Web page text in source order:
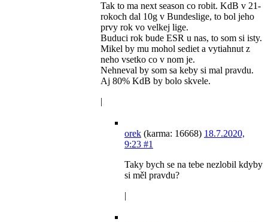
Tak to ma next season co robit. KdB v 21-
rokoch dal 10g v Bundeslige, to bol jeho
prvy rok vo velkej lige.
Buduci rok bude ESR u nas, to som si isty.
Mikel by mu mohol sediet a vytiahnut z
neho vsetko co v nom je.
Nehneval by som sa keby si mal pravdu.
Aj 80% KdB by bolo skvele.
|
orek (karma: 16668) 18.7.2020,
9:23 #1
Taky bych se na tebe nezlobil kdyby
si měl pravdu?
|